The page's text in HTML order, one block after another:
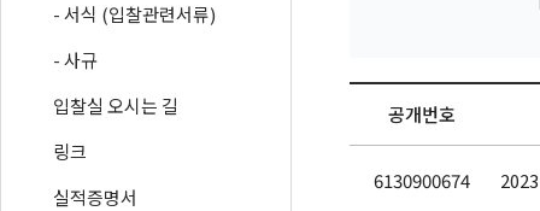
- 서식 (입찰관련서류)
- 사규
입찰실 오시는 길
링크
실적증명서
공개번호
6130900674